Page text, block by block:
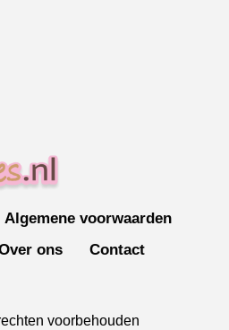
Algemene voorwaarden
ons Contact
voorbehouden